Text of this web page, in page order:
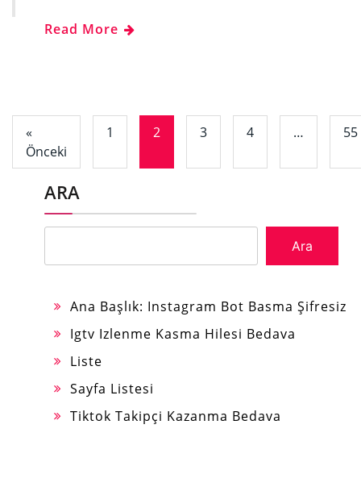
Read More
«
Önceki
1 2 3 4 … 55
ARA
Ara
Ana Başlık: Instagram Bot Basma Şifresiz
Igtv Izlenme Kasma Hilesi Bedava
Liste
Sayfa Listesi
Tiktok Takipçi Kazanma Bedava